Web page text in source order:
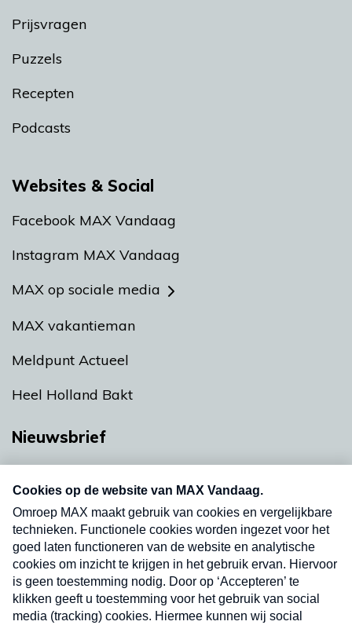
Prijsvragen
Puzzels
Recepten
Podcasts
Websites & Social
Facebook MAX Vandaag
Instagram MAX Vandaag
MAX op sociale media
MAX vakantieman
Meldpunt Actueel
Heel Holland Bakt
Nieuwsbrief
nieuwsbrief. Elke vrijdag- en dinsdagochtend in
uw mailbox.
Verzend